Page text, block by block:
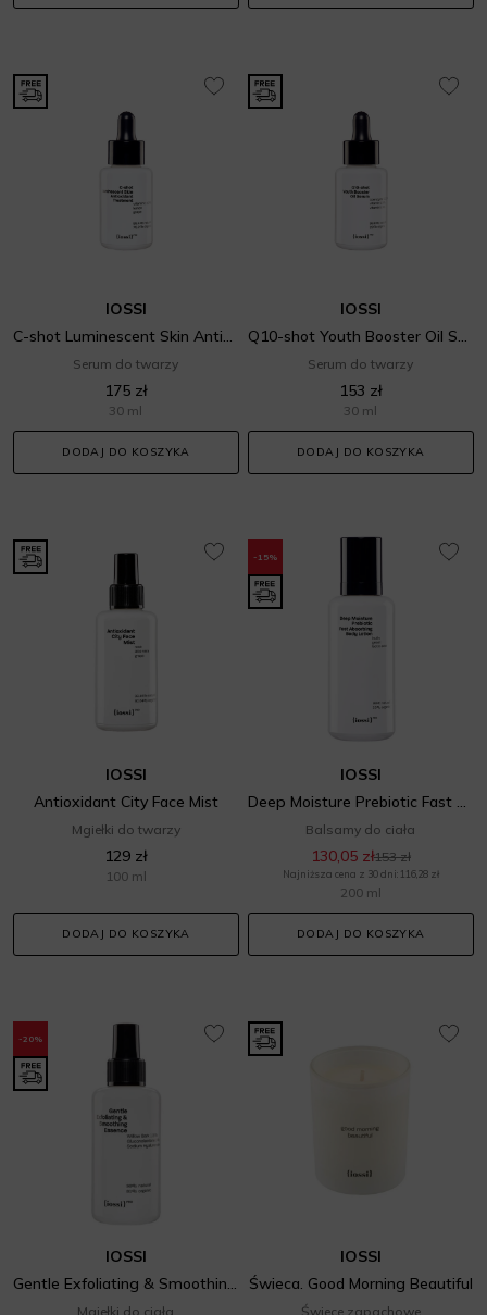
IOSSI
C-shot Luminescent Skin Antioxidant Treatment
Serum do twarzy
175 zł
30 ml
DODAJ DO KOSZYKA
IOSSI
Q10-shot Youth Booster Oil Serum
Serum do twarzy
153 zł
30 ml
DODAJ DO KOSZYKA
IOSSI
Antioxidant City Face Mist
Mgiełki do twarzy
129 zł
100 ml
DODAJ DO KOSZYKA
-15%
IOSSI
Balsamy do ciała
130,05 zł153 zł
Najniższa cena z 30 dni: 116,28 zł
200 ml
DODAJ DO KOSZYKA
-20%
IOSSI
Mgiełki do ciała
IOSSI
Świeca. Good Morning Beautiful
Świece zapachowe